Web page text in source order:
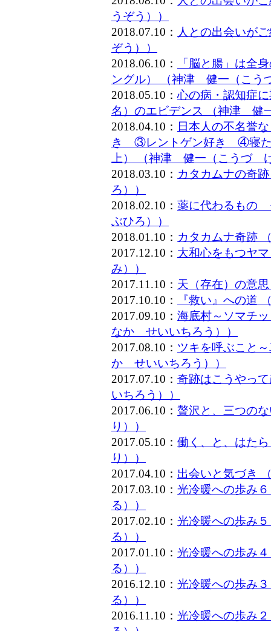
うぞう））
2018.07.10： 人との出会いが
ぞう））
2018.06.10：
「脳と腸」は全
ングル） （神津 健一（こう
2018.05.10：心の病・認知症
名）のエビデンス （神津 健
2018.04.10： 日本人の不名
き ③レントゲン好き ④寝た
上） （神津 健一（こうづ
2018.03.10： カタカムナの奇
ろ））
2018.02.10： 薬に代わるもの
ぶひろ））
2018.01.10： カタカムナ奇跡
2017.12.10： 大和心をもつヤ
み））
2017.11.10： 天（存在）の意
2017.10.10：
『救い』への
2017.09.10： 海底村～ソマチ
なか せいいちろう））
2017.08.10： ツキを呼ぶこと
か せいいちろう））
2017.07.10： 奇跡はこうやっ
いちろう））
2017.06.10： 贅沢と、三つの
り））
2017.05.10： 働く、と、はた
り））
2017.04.10： 出会いと気づき
2017.03.10： 光冷暖への歩み
る））
2017.02.10： 光冷暖への歩み
る））
2017.01.10： 光冷暖への歩み
る））
2016.12.10： 光冷暖への歩み
る））
2016.11.10： 光冷暖への歩み